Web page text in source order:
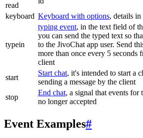
read
keyboard Keyboard with options, details in
typein
typing event, in the text field of
you can send the typed text so
to the JivoChat app user. Send
more than once every 5 seconds
client
start
Start chat, it's intended to start a
sending a message by the client
stop
End chat, a signal that events for
no longer accepted
Event Examples#